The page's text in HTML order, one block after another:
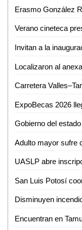
Localizaron al
Adulto mayor sufre